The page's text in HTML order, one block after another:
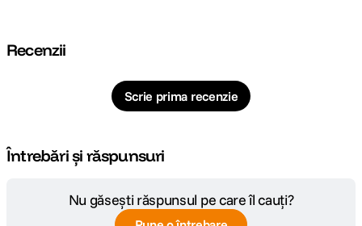
Recenzii
Scrie prima recenzie
Întrebări și răspunsuri
Nu găsești răspunsul pe care îl cauți?